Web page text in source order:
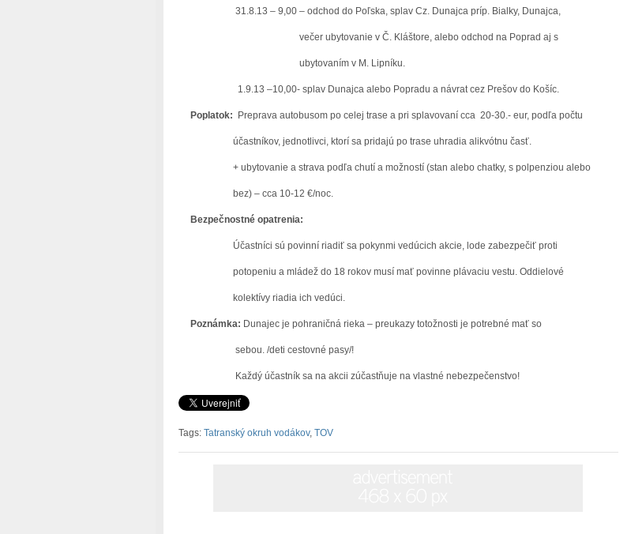
31.8.13 – 9,00 – odchod do Poľska, splav Cz. Dunajca príp. Bialky, Dunajca,
večer ubytovanie v Č. Kláštore, alebo odchod na Poprad aj s
ubytovaním v M. Lipníku.
1.9.13 –10,00- splav Dunajca alebo Popradu a návrat cez Prešov do Košíc.
Poplatok: Preprava autobusom po celej trase a pri splavovaní cca 20-30.- eur, podľa počtu
účastníkov, jednotlivci, ktorí sa pridajú po trase uhradia alikvótnu časť.
+ ubytovanie a strava podľa chutí a možností (stan alebo chatky, s polpenziou alebo
bez) – cca 10-12 €/noc.
Bezpečnostné opatrenia:
Účastníci sú povinní riadiť sa pokynmi vedúcich akcie, lode zabezpečiť proti
potopeniu a mládež do 18 rokov musí mať povinne plávaciu vestu. Oddielové
kolektívy riadia ich vedúci.
Poznámka: Dunajec je pohraničná rieka – preukazy totožnosti je potrebné mať so
sebou. /deti cestovné pasy/!
Každý účastník sa na akcii zúčastňuje na vlastné nebezpečenstvo!
Tags: Tatranský okruh vodákov, TOV